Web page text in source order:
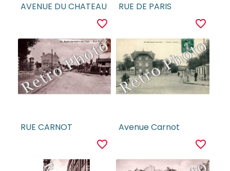
AVENUE DU CHATEAU
favorite_border
RUE DE PARIS
favorite_border
RUE CARNOT
favorite_border
Avenue Carnot
favorite_border